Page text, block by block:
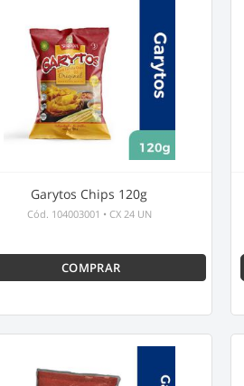
Garytos Chips 120g
Cód. 104003001 • CX 24 UN
COMPRAR